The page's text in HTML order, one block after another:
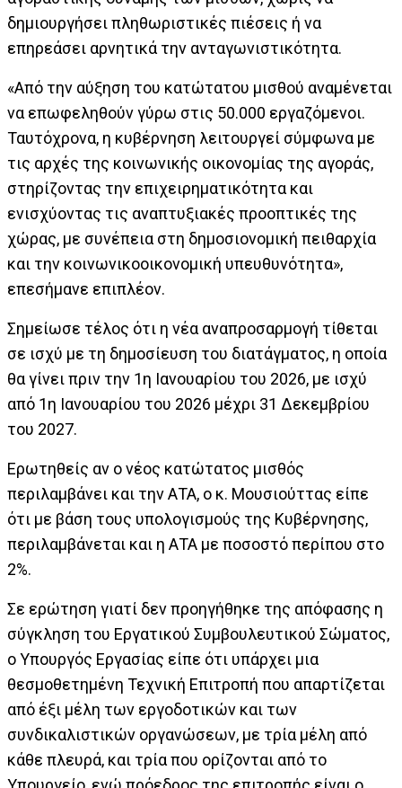
δημιουργήσει πληθωριστικές πιέσεις ή να
επηρεάσει αρνητικά την ανταγωνιστικότητα.
«Από την αύξηση του κατώτατου μισθού αναμένεται
να επωφεληθούν γύρω στις 50.000 εργαζόμενοι.
Ταυτόχρονα, η κυβέρνηση λειτουργεί σύμφωνα με
τις αρχές της κοινωνικής οικονομίας της αγοράς,
στηρίζοντας την επιχειρηματικότητα και
ενισχύοντας τις αναπτυξιακές προοπτικές της
χώρας, με συνέπεια στη δημοσιονομική πειθαρχία
και την κοινωνικοοικονομική υπευθυνότητα»,
επεσήμανε επιπλέον.
Σημείωσε τέλος ότι η νέα αναπροσαρμογή τίθεται
σε ισχύ με τη δημοσίευση του διατάγματος, η οποία
θα γίνει πριν την 1η Ιανουαρίου του 2026, με ισχύ
από 1η Ιανουαρίου του 2026 μέχρι 31 Δεκεμβρίου
του 2027.
Ερωτηθείς αν ο νέος κατώτατος μισθός
περιλαμβάνει και την ΑΤΑ, ο κ. Μουσιούττας είπε
ότι με βάση τους υπολογισμούς της Κυβέρνησης,
περιλαμβάνεται και η ΑΤΑ με ποσοστό περίπου στο
2%.
Σε ερώτηση γιατί δεν προηγήθηκε της απόφασης η
σύγκληση του Εργατικού Συμβουλευτικού Σώματος,
ο Υπουργός Εργασίας είπε ότι υπάρχει μια
θεσμοθετημένη Τεχνική Επιτροπή που απαρτίζεται
από έξι μέλη των εργοδοτικών και των
συνδικαλιστικών οργανώσεων, με τρία μέλη από
κάθε πλευρά, και τρία που ορίζονται από το